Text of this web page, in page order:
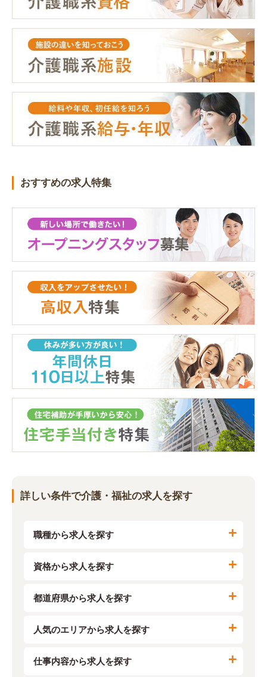
おすすめの求人特集
詳しい条件で介護・福祉の求人を探す
職種から求人を探す
資格から求人を探す
都道府県から求人を探す
人気のエリアから求人を探す
仕事内容から求人を探す